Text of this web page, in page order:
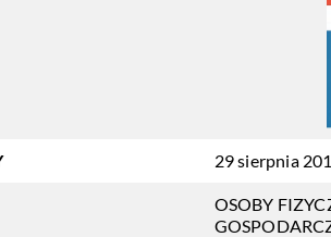
29 sierpnia
OSOBY